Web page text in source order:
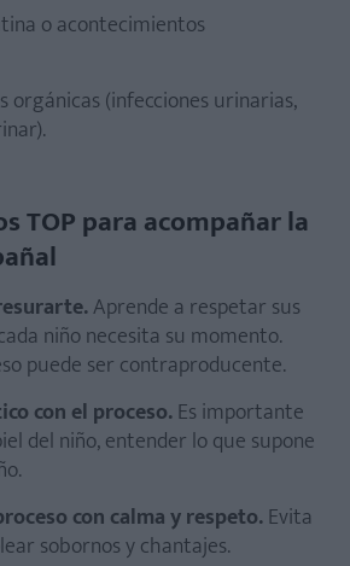
o acontecimientos
orgánicas (infecciones urinarias,
TOP para acompañar la
Aprende a respetar sus
niño necesita su momento.
puede ser contraproducente.
con el proceso.Es importante
del niño, entender lo que supone
con calma y respeto.Evita
sobornos y chantajes.